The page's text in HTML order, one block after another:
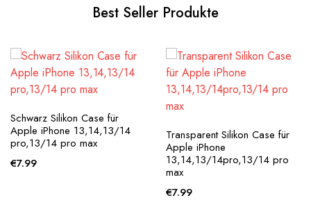
Best Seller Produkte
Schwarz Silikon Case für
Apple iPhone 13,14,13/14
pro,13/14 pro max
€7.99
Transparent Silikon Case für
Apple iPhone
13,14,13/14pro,13/14 pro
max
€7.99